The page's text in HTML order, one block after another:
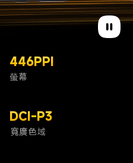
446PPI
螢幕
DCI-P3
寬廣色域